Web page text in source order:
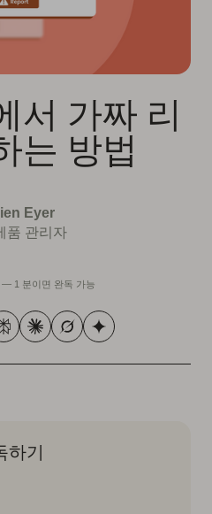
서 가짜 리
는 방법
Eyer
품 관리자
— 1 분이면 완독 가능
하기